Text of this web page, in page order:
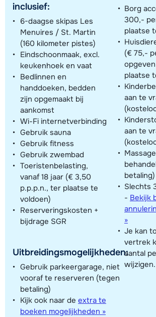
inclusief:
6-daagse skipas Les
Menuires / St. Martin
(160 kilometer pistes)
Eindschoonmaak, excl.
keukenhoek en vaat
Bedlinnen en
handdoeken, bedden
zijn opgemaakt bij
aankomst
Wi-Fi internetverbinding
Gebruik sauna
Gebruik fitness
Gebruik zwembad
Toeristenbelasting,
vanaf 18 jaar (€ 3,50
p.p.p.n., ter plaatse te
voldoen)
Reserveringskosten +
bijdrage SGR
Uitbreidingsmogelijkheden:
Gebruik parkeergarage, niet
vooraf te reserveren (tegen
betaling)
Kijk ook naar de extra te
boeken mogelijkheden »
Borg
300,-
plaatse
(€ 75,-
plaatse
aan te
aan te
betaling)
Slechts
- Bekijk
»
Je kan
vertrek
aantal
wijzigen.